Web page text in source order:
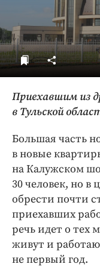
Приехавшим из
в Тульской
Большая часть
в новые
на Калужском
30 человек, но
обрести почти
приехавших
речь идет о тех
живут и
не первый год.